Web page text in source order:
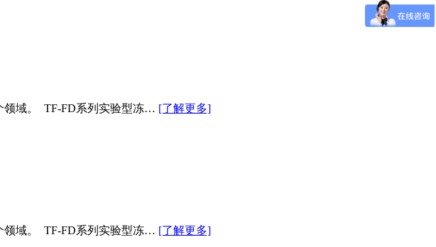
领域。 TF-FD系列实验型冻… [了解更多]
领域。 TF-FD系列实验型冻… [了解更多]